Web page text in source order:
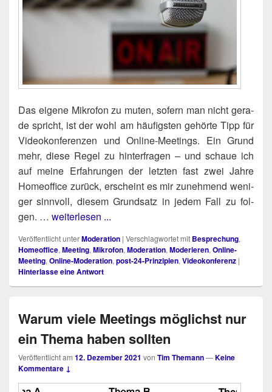
Das eige­ne Mikro­fon zu muten, sofern man nicht gera­
de spricht, ist der wohl am häu­figs­ten gehör­te Tipp für
Video­kon­fe­ren­zen und Online-Mee­tings. Ein Grund
mehr, die­se Regel zu hin­ter­fra­gen – und schaue ich
auf mei­ne Erfah­run­gen der letz­ten fast zwei Jah­re
Home­of­fice zurück, erscheint es mir zuneh­mend weni­
ger sinn­voll, die­sem Grund­satz in jedem Fall zu fol­
gen. … weiterlesen ...
Veröffentlicht unterModeration | Verschlagwortet mit Besprechung,
Homeoffice, Meeting, Mikrofon, Moderation, Moderieren, Online-
Meeting, Online-Moderation, post-24-Prinzipien, Videokonferenz |
Hinterlasse eine Antwort
Warum viele Meetings möglichst nur
ein Thema haben sollten
Veröffentlicht am 12. Dezember 2021 von Tim Themann—Keine
Kommentare ↓